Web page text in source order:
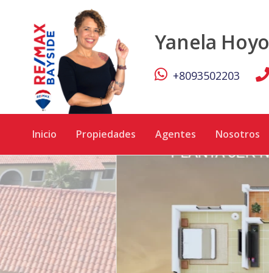
Yanela Hoyo
+8093502203
Inicio Propiedades Agentes Nosotros
Apartamento en LA ESTANCIA - RE/MAX Bayside